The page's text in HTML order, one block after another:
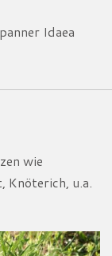
Idaea
wie
Knöterich, u.a.